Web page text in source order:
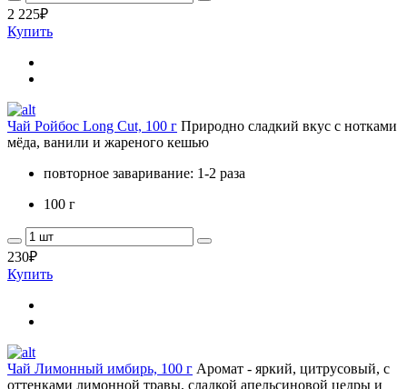
2 225₽
Купить
Чай Ройбос Long Cut, 100 г Природно сладкий вкус с нотками
мёда, ванили и жареного кешью
повторное заваривание: 1-2 раза
100 г
230₽
Купить
Чай Лимонный имбирь, 100 г Аромат - яркий, цитрусовый, с
оттенками лимонной травы, сладкой апельсиновой цедры и